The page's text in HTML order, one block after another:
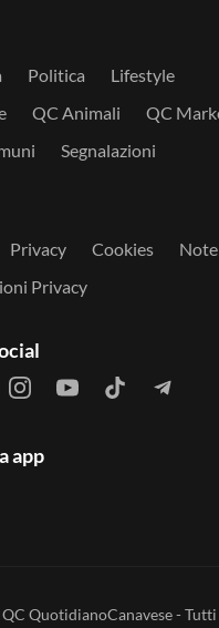
Politica
Lifestyle
QC Animali QC
Segnalazioni
Privacy Cookies
Privacy
app
QC QuotidianoCanavese- Tutti